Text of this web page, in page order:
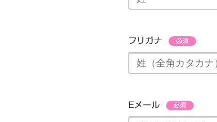
フリガナ 必須
Eメール 必須